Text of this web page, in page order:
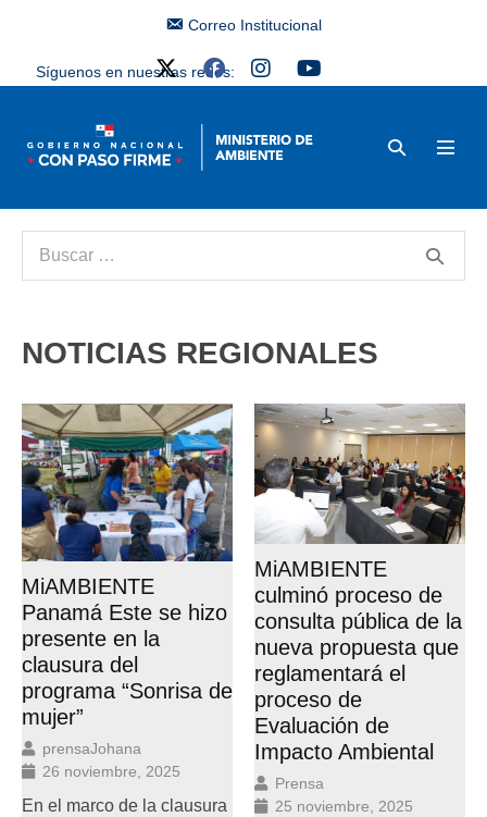
Correo Institucional
Síguenos en nuestras redes:
NOTICIAS REGIONALES
MiAMBIENTE
Panamá Este se hizo
presente en la
clausura del
programa “Sonrisa de
mujer”
prensaJohana
26 noviembre, 2025
En el marco de la clausura
MiAMBIENTE
culminó proceso de
consulta pública de la
nueva propuesta que
reglamentará el
proceso de
Evaluación de
Impacto Ambiental
Prensa
25 noviembre, 2025